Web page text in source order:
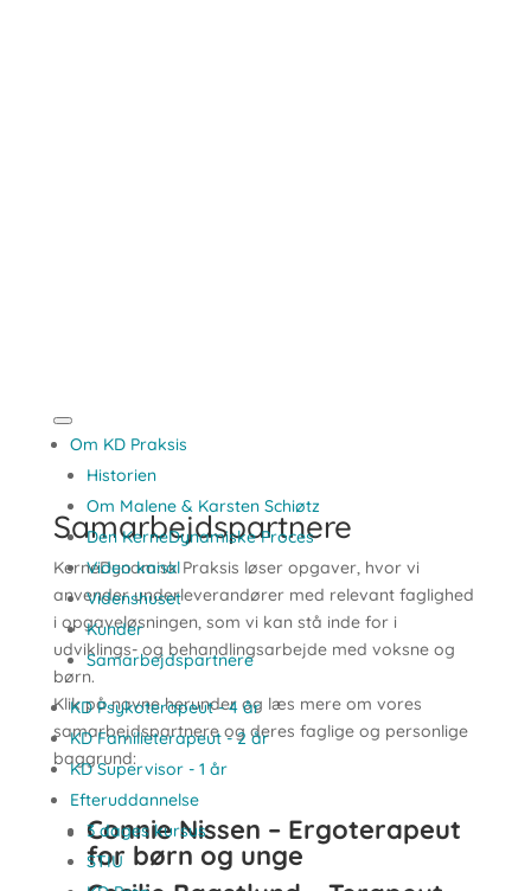
Om KD Praksis
Historien
Om Malene & Karsten Schiøtz
Den KerneDynamiske Proces
Video kanal
Videnshuset
Kunder
Samarbejdspartnere
KD Psykoterapeut - 4 år
KD Familieterapeut - 2 år
KD Supervisor - 1 år
Efteruddannelse
3 dages kursus
STIU
Samarbejdspartnere
KerneDynamisk Praksis løser opgaver, hvor vi
anvender underleverandører med relevant faglighed
i opgaveløsningen, som vi kan stå inde for i
udviklings- og behandlingsarbejde med voksne og
børn.
Klik på navne herunder og læs mere om vores
samarbejdspartnere og deres faglige og personlige
baggrund:
Connie Nissen – Ergoterapeut
for børn og unge